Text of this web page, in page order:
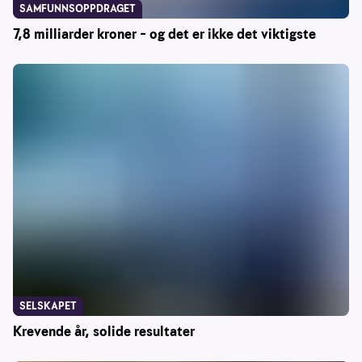
7,8 milliarder kroner – og det er ikke det viktigste
SAMFUNNSOPPDRAGET
Krevende år, solide resultater
SELSKAPET